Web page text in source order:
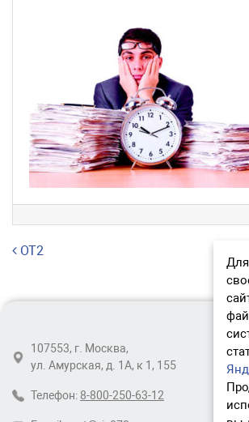
Навигация по
OT2
107553, г. Москва,
ул. Амурская, д. 1А, к 1, 155
Телефон: 8-800-250-63-12